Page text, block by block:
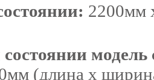
2200мм
(длина x